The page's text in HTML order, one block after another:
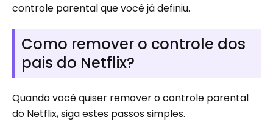
controle parental que você já definiu.
Como remover o controle dos
pais do Netflix?
Quando você quiser remover o controle parental
do Netflix, siga estes passos simples.